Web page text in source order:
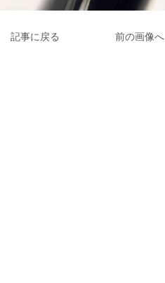
記事に戻る 前の画像へ